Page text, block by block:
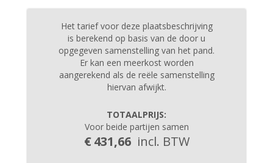
Het tarief voor deze plaatsbeschrijving
is berekend op basis van de door u
opgegeven samenstelling van het pand.
Er kan een meerkost worden
aangerekend als de reële samenstelling
hiervan afwijkt.
TOTAALPRIJS:
Voor beide partijen samen
€ 431,66 incl. BTW